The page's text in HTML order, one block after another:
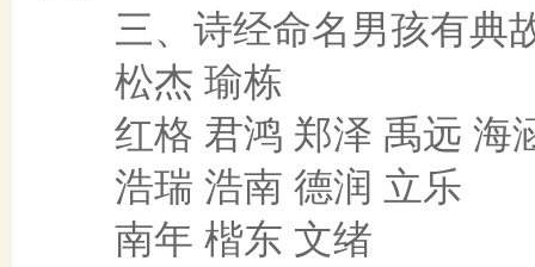
三、诗经命名男孩有典
松杰 瑜栋
红格 君鸿 郑泽 禹远 海
浩瑞 浩南 德润 立乐
南年 楷东 文绪